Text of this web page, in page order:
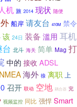
机 旅 2014 现状 随便
船岸 请友台 410M 禁令
该 24日 装备 滥用 耳机
北斗 海关 简单 Mag 打
中的 接收 ADSL
NMEA海外 徐 离职 上
召开 联动 空地 耦合器 完
视频监控 同比 强悍 Smart